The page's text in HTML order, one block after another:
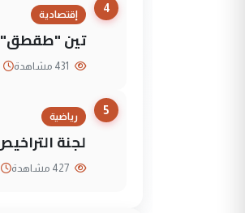
4
إقتصادية
تين "طقطق"
5
رياضية
لجنة التراخيص : 17 ناديا في دوري نجوم العراق و3 فرق